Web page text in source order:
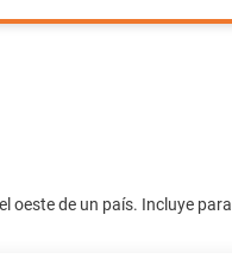
de un país. Incluye